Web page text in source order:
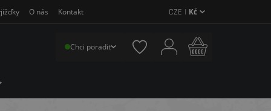
O nás Kontakt CZE | Kč
Chci poradit